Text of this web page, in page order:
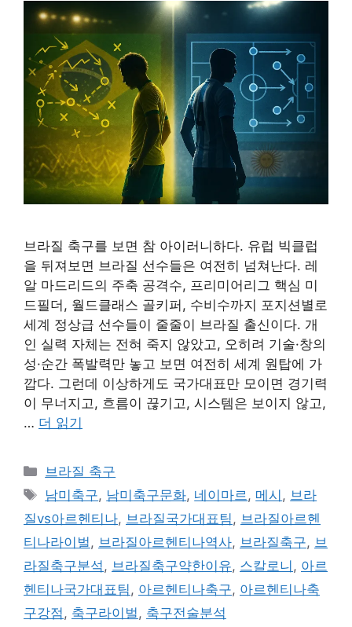
브라질 축구를 보면 참 아이러니하다. 유럽 빅클럽
을 뒤져보면 브라질 선수들은 여전히 넘쳐난다. 레
알 마드리드의 주축 공격수, 프리미어리그 핵심 미
드필더, 월드클래스 골키퍼, 수비수까지 포지션별로
세계 정상급 선수들이 줄줄이 브라질 출신이다. 개
인 실력 자체는 전혀 죽지 않았고, 오히려 기술·창의
성·순간 폭발력만 놓고 보면 여전히 세계 원탑에 가
깝다. 그런데 이상하게도 국가대표만 모이면 경기력
이 무너지고, 흐름이 끊기고, 시스템은 보이지 않고,
… 더 읽기
카
테
고
리
브라질 축구
태
그
남미축구, 남미축구문화, 네이마르 , 메시 , 브라
질vs아르헨티나, 브라질국가대표팀 , 브라질아르헨
티나라이벌 , 브라질아르헨티나역사, 브라질축구, 브
라질축구분석 , 브라질축구약한이유, 스칼로니 , 아르
헨티나국가대표팀 , 아르헨티나축구, 아르헨티나축
구강점 , 축구라이벌 , 축구전술분석